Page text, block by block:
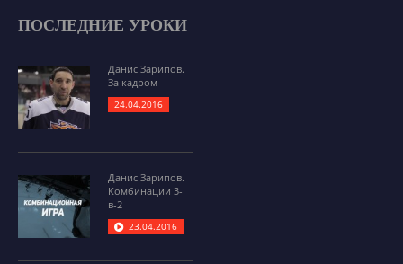
ПОСЛЕДНИЕ УРОКИ
Данис Зарипов.
За кадром
24.04.2016
Данис Зарипов.
Комбинации 3-
в-2
23.04.2016